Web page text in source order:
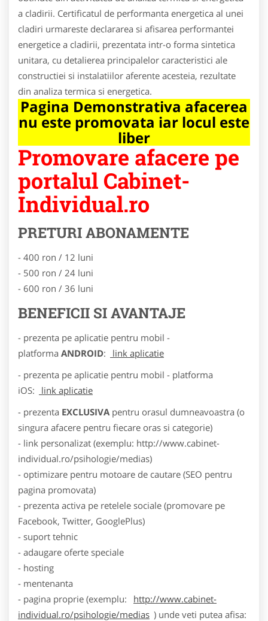
a cladirii. Certificatul de performanta energetica al unei
cladiri urmareste declararea si afisarea performantei
energetice a cladirii, prezentata intr-o forma sintetica
unitara, cu detalierea principalelor caracteristici ale
constructiei si instalatiilor aferente acesteia, rezultate
din analiza termica si energetica.
Pagina Demonstrativa afacerea
nu este promovata iar locul este
liber
Promovare afacere pe
portalul Cabinet-
Individual.ro
PRETURI ABONAMENTE
- 400 ron / 12 luni
- 500 ron / 24 luni
- 600 ron / 36 luni
BENEFICII SI AVANTAJE
- prezenta pe aplicatie pentru mobil -
platforma ANDROID:
link aplicatie
- prezenta pe aplicatie pentru mobil - platforma
iOS:
link aplicatie
- prezenta EXCLUSIVA pentru orasul dumneavoastra (o
singura afacere pentru fiecare oras si categorie)
- link personalizat (exemplu: http://www.cabinet-
individual.ro/psihologie/medias)
- optimizare pentru motoare de cautare (SEO pentru
pagina promovata)
- prezenta activa pe retelele sociale (promovare pe
Facebook, Twitter, GooglePlus)
- suport tehnic
- adaugare oferte speciale
- hosting
- mentenanta
- pagina proprie (exemplu:
http://www.cabinet-
individual.ro/psihologie/medias ) unde veti putea afisa: